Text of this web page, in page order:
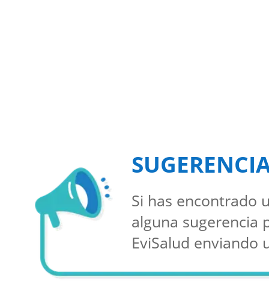
Si has encontrado
alguna sugerencia
EviSalud enviando